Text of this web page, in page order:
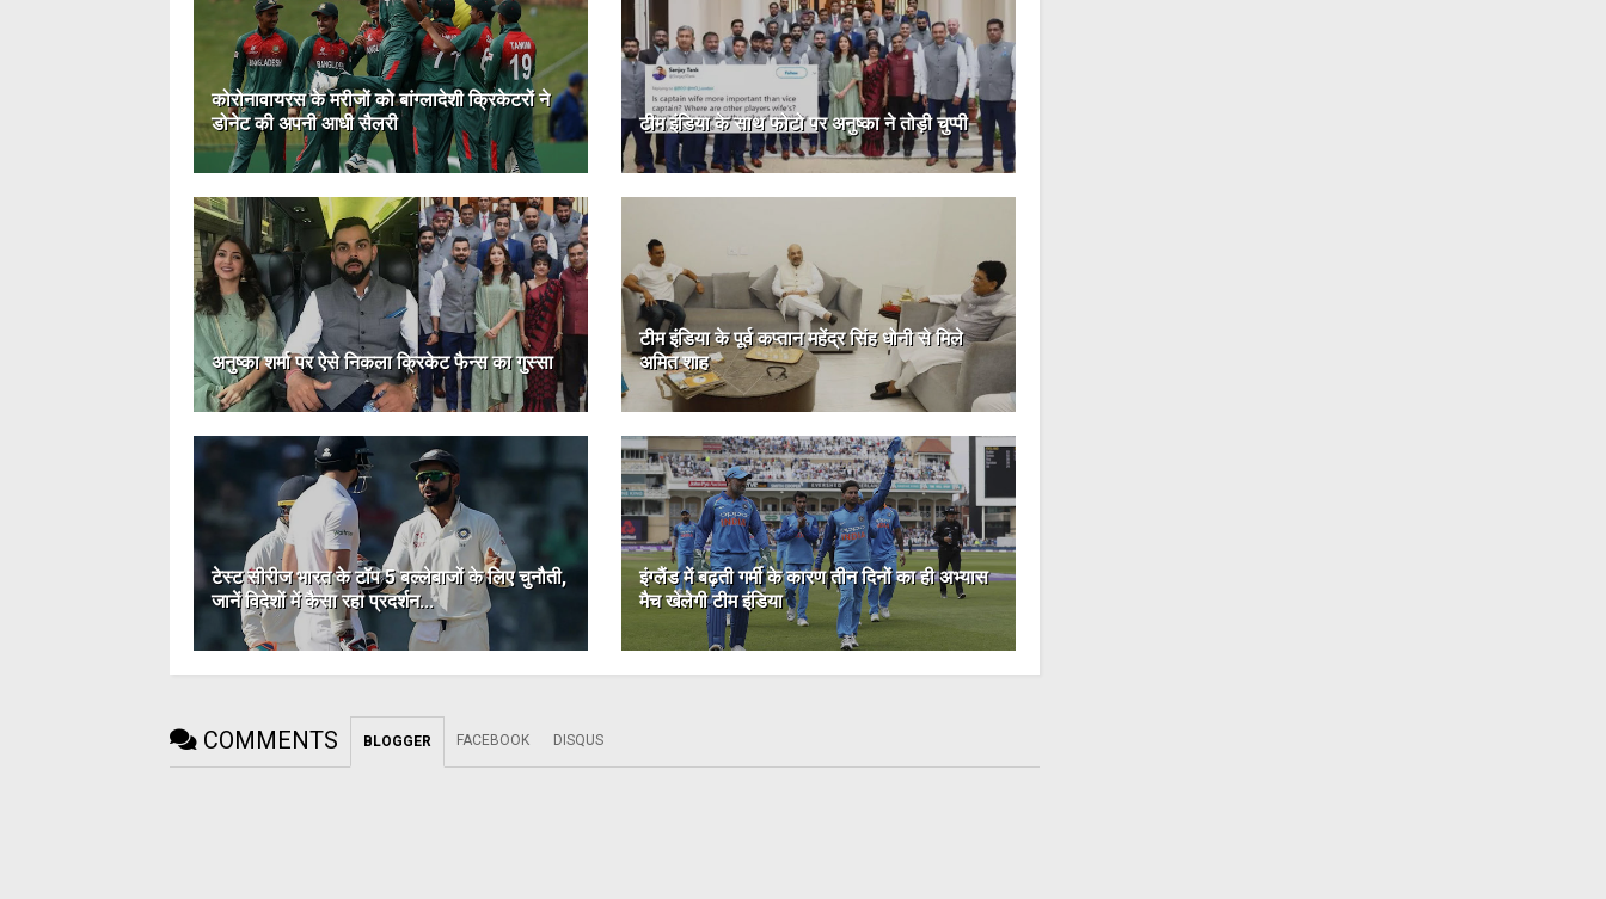
कोरोनावायरस के मरीजों को बांग्लादेशी क्रिकेटरों ने
डोनेट की अपनी आधी सैलरी
टीम इंडिया के साथ फोटो पर अनुष्का ने तोड़ी चुप्पी
अनुष्का शर्मा पर ऐसे निकला क्रिकेट फैन्स का गुस्सा
टीम इंडिया के पूर्व कप्तान महेंद्र सिंह धोनी से मिले
अमित शाह
टेस्‍ट सीरीज भारत के टॉप 5 बल्‍लेबाजों के लिए चुनौती,
जानें विदेशों में कैसा रहा प्रदर्शन...
इंग्लैंड में बढ़ती गर्मी के कारण तीन दिनों का ही अभ्यास
मैच खेलेगी टीम इंडिया
COMMENTS BLOGGER FACEBOOK DISQUS